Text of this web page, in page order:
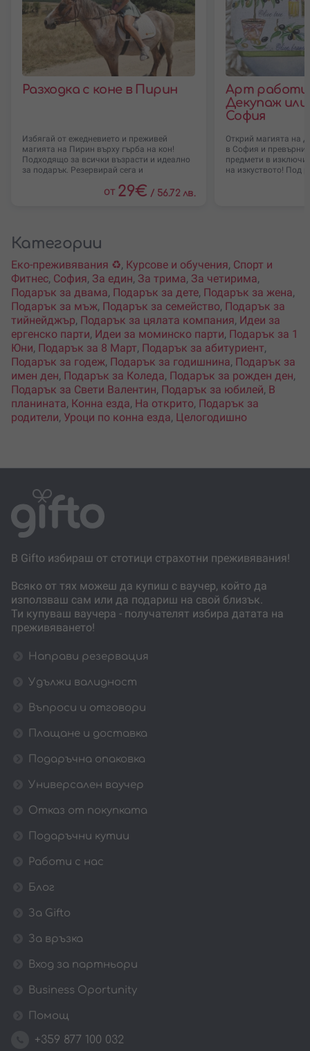
Разходка с коне в Пирин
Избягай от ежедневието и преживей
магията на Пирин върху гърба на кон!
Подходящо за всички възрасти и идеално
за подарък. Резервирай сега и
от 29€ / 56.72 лв.
Арт
Декупаж
София
Открий магията на
в София и превърни
предмети в
на изкуството! Под
Категории
Еко-преживявания ♻️, Курсове и обучения, Спорт и
Фитнес, София, За един, За трима, За четирима,
Подарък за двама, Подарък за дете, Подарък за жена,
Подарък за мъж, Подарък за семейство, Подарък за
тийнейджър, Подарък за цялата компания, Идеи за
ергенско парти, Идеи за моминско парти, Подарък за 1
Юни, Подарък за 8 Март, Подарък за абитуриент,
Подарък за годеж, Подарък за годишнина, Подарък за
имен ден, Подарък за Коледа, Подарък за рожден ден,
Подарък за Свети Валентин, Подарък за юбилей, В
планината, Конна езда, На открито, Подарък за
родители, Уроци по конна езда, Целогодишно
В Gifto избираш от стотици страхотни преживявания!
Всяко от тях можеш да купиш с ваучер, който да
използваш сам или да подариш на свой близък.
Ти купуваш ваучера - получателят избира датата на
преживяването!
Направи резервация
Удължи валидност
Въпроси и отговори
Плащане и доставка
Подаръчна опаковка
Универсален ваучер
Отказ от покупката
Подаръчни кутии
Работи с нас
Блог
За Gifto
За връзка
Вход за партньори
Business Oportunity
Помощ
+359 877 100 032